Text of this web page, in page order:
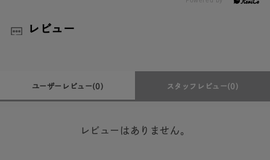
レビュー
ユーザーレビュー(0) スタッフレビュー(0)
レビューはありません。